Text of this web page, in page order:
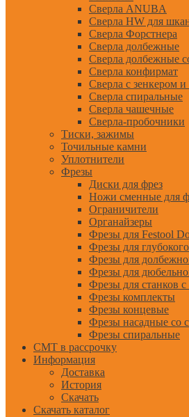
Сверла ANUBA
Сверла HW для
Сверла Форстнера
Сверла долбежные
Сверла долбежные
Сверла конфирмат
Сверла с зенкером
Сверла спиральные
Сверла чашечные
Сверла-пробочники
Тиски, зажимы
Точильные камни
Уплотнители
Фрезы
Диски для фрез
Ножи сменные для
Ограничители
Органайзеры
Фрезы для Festool
Фрезы для
Фрезы для
Фрезы для
Фрезы для станков
Фрезы комплекты
Фрезы концевые
Фрезы насадные со
Фрезы спиральные
CMT в рассрочку
Информация
Доставка
История
Скачать
Скачать каталог